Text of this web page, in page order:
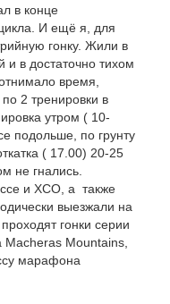
в конце
И ещё я, для
гонку. Жили в
и в достаточно тихом
время,
2 тренировки в
утром ( 10-
подольше, по грунту
( 17.00) 20-25
не гнались.
и XCO, а также
выезжали на
гонки серии
Mountains,
марафона